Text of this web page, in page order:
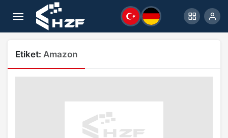
Etiket: Amazon